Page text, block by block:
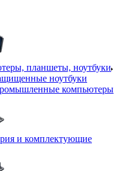
планшеты, ноутбуки
ноутбуки
компьютеры
и комплектующие